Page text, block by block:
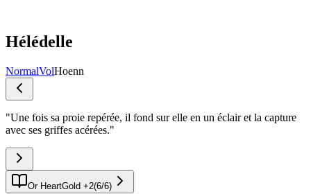
Hélédelle
NormalVolHoenn
"Une fois sa proie repérée, il fond sur elle en un éclair et la capture
avec ses griffes acérées."
Or HeartGold +2(6/6)